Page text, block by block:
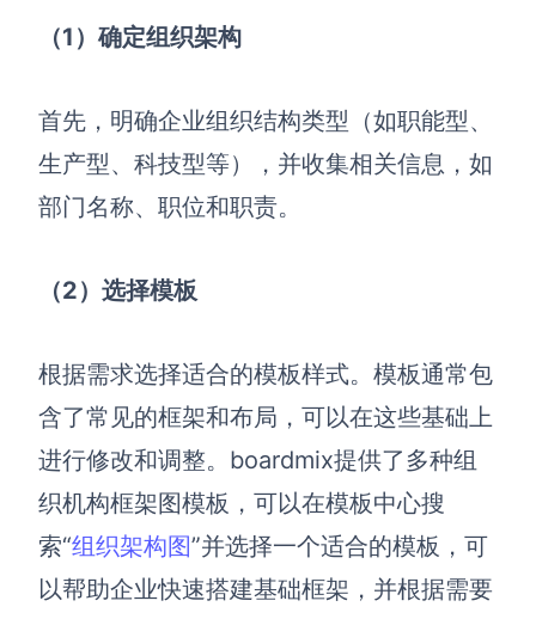
（1 ）确定组织架构
首先，明确企业组织结构类型（如职能型、
生产型、科技型等），并收集相关信息，如
部门名称、职位和职责。
（2）选择模板
根据需求选择适合的模板样式。模板通常包
含了常见的框架和布局，可以在这些基础上
进行修改和调整。boardmix提供了多种组
织机构框架图模板，可以在模板中心搜
索“组织架构图”并选择一个适合的模板，可
以帮助企业快速搭建基础框架，并根据需要